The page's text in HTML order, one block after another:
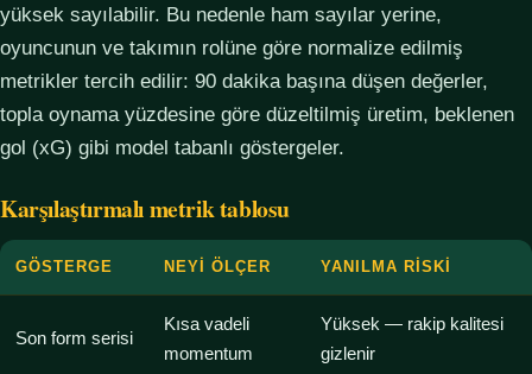
yüksek sayılabilir. Bu nedenle ham sayılar yerine,
oyuncunun ve takımın rolüne göre normalize edilmiş
metrikler tercih edilir: 90 dakika başına düşen değerler,
topla oynama yüzdesine göre düzeltilmiş üretim, beklenen
gol (xG) gibi model tabanlı göstergeler.
Karşılaştırmalı metrik tablosu
GÖSTERGE NEYI ÖLÇER YANILMA RISKI
Son form serisi
Kısa vadeli
momentum
Yüksek — rakip kalitesi
gizlenir